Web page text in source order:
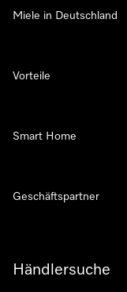
Händlersuche
Miele in Deutschland
Vorteile
Smart Home
Geschäftspartner